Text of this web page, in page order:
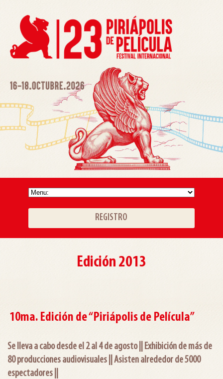
REGISTRO
Edición 2013
10ma. Edición de “Piriápolis de Película”
Se lleva a cabo desde el 2 al 4 de agosto ||
Exhibición de más de
80 producciones audiovisuales
Asisten alrededor de 5000
espectadores